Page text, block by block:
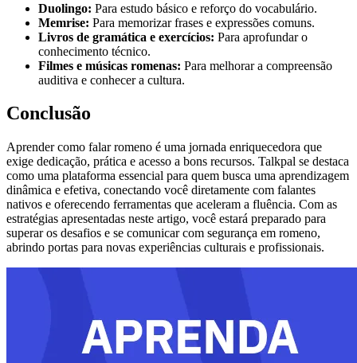
Duolingo: Para estudo básico e reforço do vocabulário.
Memrise: Para memorizar frases e expressões comuns.
Livros de gramática e exercícios: Para aprofundar o
conhecimento técnico.
Filmes e músicas romenas: Para melhorar a compreensão
auditiva e conhecer a cultura.
Conclusão
Aprender como falar romeno é uma jornada enriquecedora que
exige dedicação, prática e acesso a bons recursos. Talkpal se destaca
como uma plataforma essencial para quem busca uma aprendizagem
dinâmica e efetiva, conectando você diretamente com falantes
nativos e oferecendo ferramentas que aceleram a fluência. Com as
estratégias apresentadas neste artigo, você estará preparado para
superar os desafios e se comunicar com segurança em romeno,
abrindo portas para novas experiências culturais e profissionais.